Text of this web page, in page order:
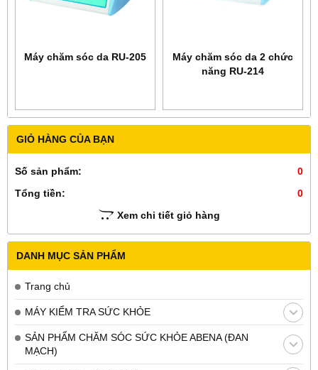
GIỎ HÀNG CỦA BẠN
Số sản phẩm:
0
Tổng tiền:
0
Xem chi tiết giỏ hàng
DANH MỤC SẢN PHẨM
Trang chủ
MÁY KIỂM TRA SỨC KHỎE
SẢN PHẨM CHĂM SÓC SỨC KHỎE ABENA (ĐAN
MẠCH)
Máy chăm sóc da RU-205
Máy chăm sóc da 2 chức
năng RU-214